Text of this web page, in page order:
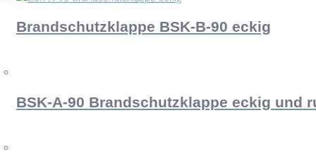
Brandschutzklappe BSK-B-90 eckig
BSK-A-90 Brandschutzklappe eckig und